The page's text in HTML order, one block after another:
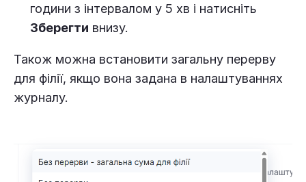
години з інтервалом у 5 хв і натисніть
Зберегти внизу.
Також можна встановити загальну перерву
для філії, якщо вона задана в налаштуваннях
журналу.